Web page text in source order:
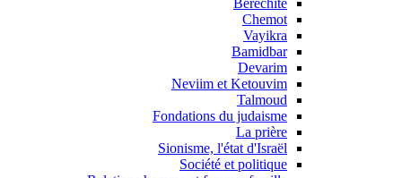
Berechite
Chemot
Vayikra
Bamidbar
Devarim
Neviim et Ketouvim
Talmoud
Fondations du judaisme
La prière
Sionisme, l'état d'Israël
Société et politique